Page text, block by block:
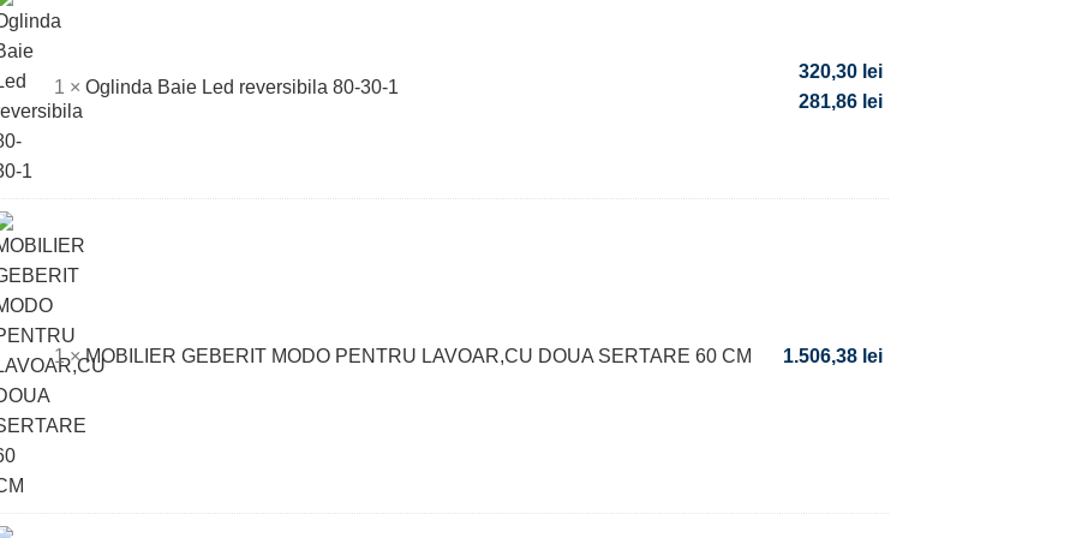
1 × Oglinda Baie Led reversibila 80-30-1
320,30 lei
281,86 lei
1×MOBILIER GEBERIT MODO PENTRU LAVOAR,CU DOUA SERTARE 60 CM 1.506,38 lei